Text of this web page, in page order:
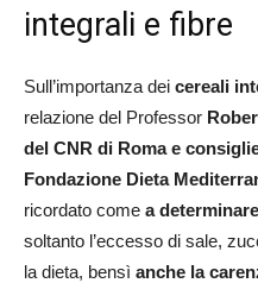
integrali e fibre
Sull’importanza dei cereali
relazione del Professor
del CNR di Roma e
Fondazione Dieta
ricordato come a
soltanto l’eccesso di sale,
la dieta, bensì anche la